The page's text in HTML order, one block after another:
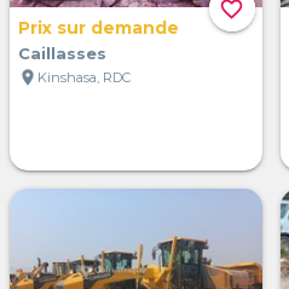
favorite_border
Prix sur demande
Caillasses
location_on Kinshasa, RDC